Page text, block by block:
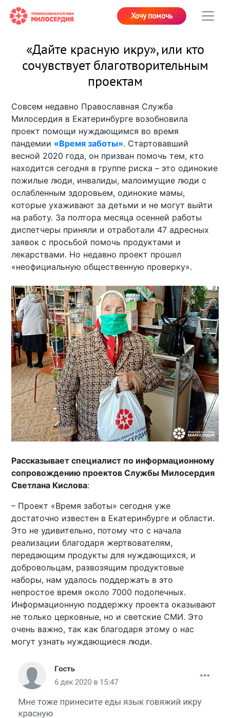
Хочу помочь
«Дайте красную икру», или кто
сочувствует благотворительным
проектам
Совсем недавно Православная Служба
Милосердия в Екатеринбурге возобновила
проект помощи нуждающимся во время
пандемии «Время заботы». Стартовавший
весной 2020 года, он призван помочь тем, кто
находится сегодня в группе риска – это одинокие
пожилые люди, инвалиды, малоимущие люди с
ослабленным здоровьем, одинокие мамы,
которые ухаживают за детьми и не могут выйти
на работу. За полтора месяца осенней работы
диспетчеры приняли и отработали 47 адресных
заявок с просьбой помочь продуктами и
лекарствами. Но недавно проект прошел
«неофициальную общественную проверку».
Рассказывает специалист по информационному
сопровождению проектов Службы Милосердия
Светлана Кислова:
– Проект «Время заботы» сегодня уже
достаточно известен в Екатеринбурге и области.
Это не удивительно, потому что с начала
реализации благодаря жертвователям,
передающим продукты для нуждающихся, и
добровольцам, развозящим продуктовые
наборы, нам удалось поддержать в это
непростое время около 7000 подопечных.
Информационную поддержку проекта оказывают
не только церковные, но и светские СМИ. Это
очень важно, так как благодаря этому о нас
могут узнать нуждающиеся люди.